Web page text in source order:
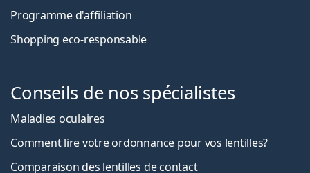
Programme d'affiliation
Shopping eco-responsable
Conseils de nos spécialistes
Maladies oculaires
Comment lire votre ordonnance pour vos lentilles?
Comparaison des lentilles de contact